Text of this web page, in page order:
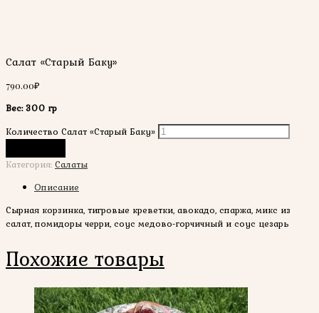
Салат «Старый Баку»
790.00₽
Вес: 300 гр
Количество Салат «Старый Баку»
Категория: Салаты
Описание
Сырная корзинка, тигровые креветки, авокадо, спаржа, микс из
салат, помидоры черри, соус медово-горчичный и соус цезарь
Похожие товары